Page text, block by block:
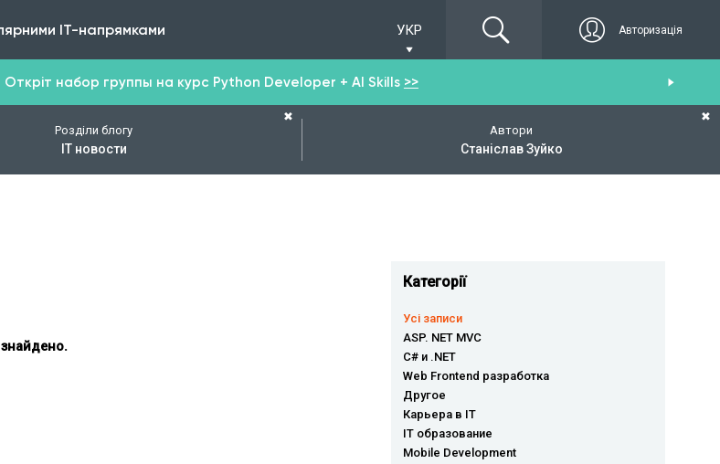
IT-напрямками УКР Авторизація
Откріт набор группы на курс Python Developer + AI Skills >>
Розділи блогу
IT новости
✖
Автори
Станіслав Зуйко
✖
Категорії
Усі записи
ASP. NET MVC
C# и .NET
Web Frontend разработка
Другое
Карьера в IT
IT образование
Mobile Development